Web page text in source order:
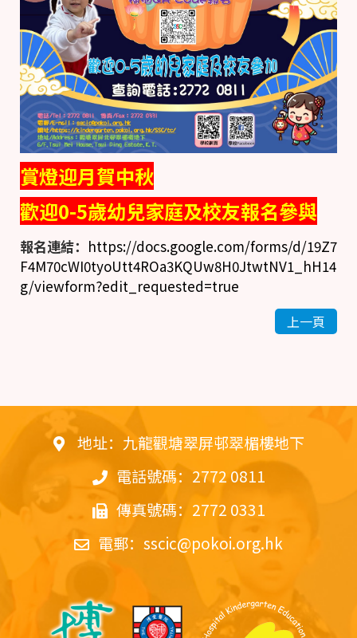
賞燈迎月賀中秋
歡迎0-5歲幼兒家庭及校友報名參與
報名連結： https://docs.google.com/forms/d/19Z7
F4M70cWI0tyoUtt4ROa3KQUw8H0JtwtNV1_hH14
g/viewform?edit_requested=true
上一頁
地址：九龍觀塘翠屏邨翠楣樓地下
電話號碼：2772 0811
傳真號碼：2772 0331
電郵： sscic@pokoi.org.hk